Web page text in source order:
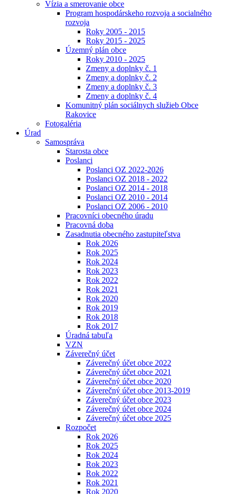
Vízia a smerovanie obce
Program hospodárskeho rozvoja a socialného
rozvoja
Roky 2005 - 2015
Roky 2015 - 2025
Územný plán obce
Roky 2010 - 2025
Zmeny a doplnky č. 1
Zmeny a doplnky č. 2
Zmeny a doplnky č. 3
Zmeny a doplnky č. 4
Komunitný plán sociálnych služieb Obce
Rakovice
Fotogaléria
Úrad
Samospráva
Starosta obce
Poslanci
Poslanci OZ 2022-2026
Poslanci OZ 2018 - 2022
Poslanci OZ 2014 - 2018
Poslanci OZ 2010 - 2014
Poslanci OZ 2006 - 2010
Pracovníci obecného úradu
Pracovná doba
Zasadnutia obecného zastupiteľstva
Rok 2026
Rok 2025
Rok 2024
Rok 2023
Rok 2022
Rok 2021
Rok 2020
Rok 2019
Rok 2018
Rok 2017
Úradná tabuľa
VZN
Záverečný účet
Záverečný účet obce 2022
Záverečný účet obce 2021
Záverečný účet obce 2020
Záverečný účet obce 2013-2019
Záverečný účet obce 2023
Záverečný účet obce 2024
Záverečný účet obce 2025
Rozpočet
Rok 2026
Rok 2025
Rok 2024
Rok 2023
Rok 2022
Rok 2021
Rok 2020